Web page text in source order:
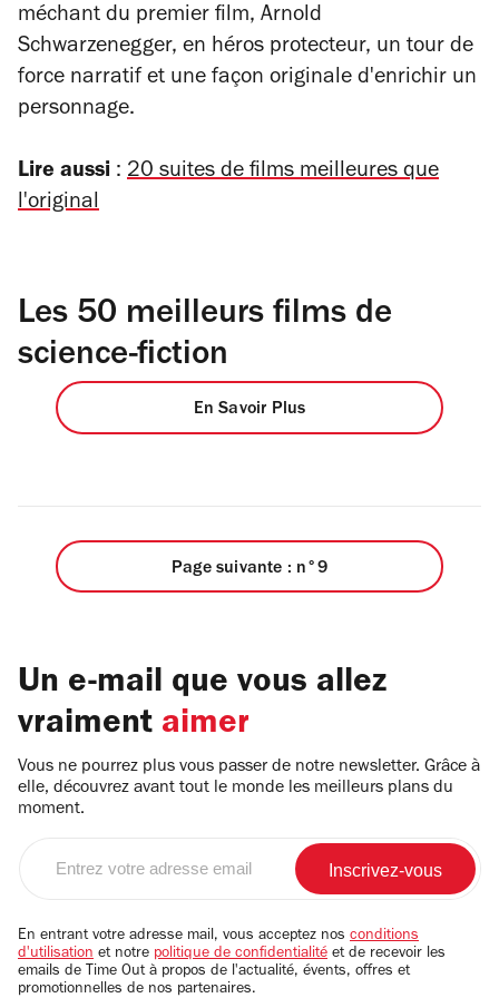
méchant du premier film, Arnold
Schwarzenegger, en héros protecteur, un tour de
force narratif et une façon originale d'enrichir un
personnage.
Lire aussi : 20 suites de films meilleures que
l'original
Les 50 meilleurs films de
science-fiction
En Savoir Plus
Page suivante : n°9
Un e-mail que vous allez
vraiment aimer
Vous ne pourrez plus vous passer de notre newsletter. Grâce à
elle, découvrez avant tout le monde les meilleurs plans du
moment.
email
En entrant votre adresse mail, vous acceptez nos conditions
d'utilisation et notre politique de confidentialité et de recevoir les
emails de Time Out à propos de l'actualité, évents, offres et
promotionnelles de nos partenaires.